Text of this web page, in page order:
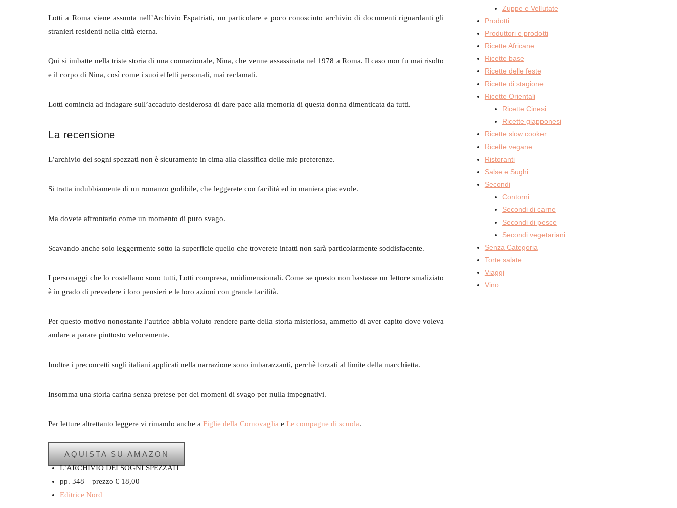
Lotti a Roma viene assunta nell’Archivio Espatriati, un particolare e poco conosciuto archivio di documenti riguardanti gli
stranieri residenti nella città eterna.
Qui si imbatte nella triste storia di una connazionale, Nina, che venne assassinata nel 1978 a Roma. Il caso non fu mai risolto
e il corpo di Nina, così come i suoi effetti personali, mai reclamati.
Lotti comincia ad indagare sull’accaduto desiderosa di dare pace alla memoria di questa donna dimenticata da tutti.
La recensione
L’archivio dei sogni spezzati non è sicuramente in cima alla classifica delle mie preferenze.
Si tratta indubbiamente di un romanzo godibile, che leggerete con facilità ed in maniera piacevole.
Ma dovete affrontarlo come un momento di puro svago.
Scavando anche solo leggermente sotto la superficie quello che troverete infatti non sarà particolarmente soddisfacente.
I personaggi che lo costellano sono tutti, Lotti compresa, unidimensionali. Come se questo non bastasse un lettore smaliziato
è in grado di prevedere i loro pensieri e le loro azioni con grande facilità.
Per questo motivo nonostante l’autrice abbia voluto rendere parte della storia misteriosa, ammetto di aver capito dove voleva
andare a parare piuttosto velocemente.
Inoltre i preconcetti sugli italiani applicati nella narrazione sono imbarazzanti, perchè forzati al limite della macchietta.
Insomma una storia carina senza pretese per dei momeni di svago per nulla impegnativi.
Per letture altrettanto leggere vi rimando anche a Figlie della Cornovaglia e Le compagne di scuola.
AQUISTA SU AMAZON
L’ARCHIVIO DEI SOGNI SPEZZATI
pp. 348 – prezzo € 18,00
Editrice Nord
Zuppe e Vellutate
Prodotti
Produttori e prodotti
Ricette Africane
Ricette base
Ricette delle feste
Ricette di stagione
Ricette Orientali
Ricette Cinesi
Ricette giapponesi
Ricette slow cooker
Ricette vegane
Ristoranti
Salse e Sughi
Secondi
Contorni
Secondi di carne
Secondi di pesce
Secondi vegetariani
Senza Categoria
Torte salate
Viaggi
Vino